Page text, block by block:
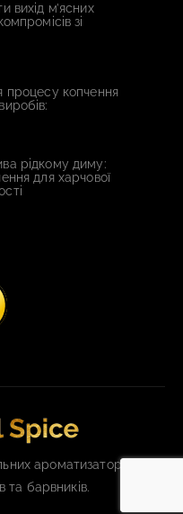
вихід м’ясних
зі
процесу копчення
рідкому диму:
для харчової
ароматизаторів,
та барвників.